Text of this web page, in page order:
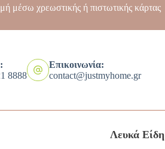
μέσω χρεωστικής ή πιστωτικής κάρτας
8888
Επικοινωνία:
contact@justmyhome.gr
Λευκά Είδη